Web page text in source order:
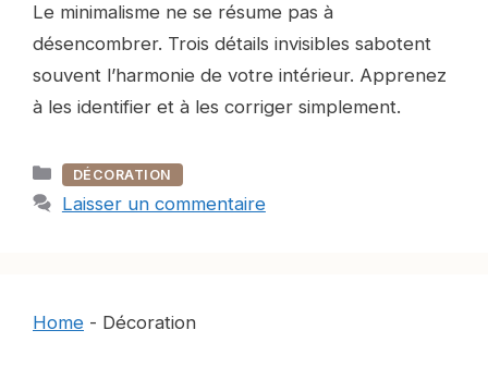
Le minimalisme ne se résume pas à
désencombrer. Trois détails invisibles sabotent
souvent l’harmonie de votre intérieur. Apprenez
à les identifier et à les corriger simplement.
Catégories
DÉCORATION
Laisser un commentaire
Home - Décoration